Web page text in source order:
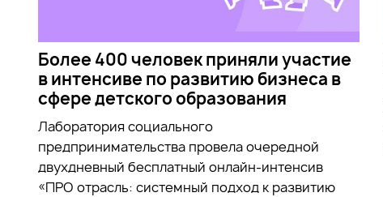
Более 400 человек приняли участие
в интенсиве по развитию бизнеса в
сфере детского образования
Лаборатория социального
предпринимательства провела очередной
двухдневный бесплатный онлайн-интенсив
«ПРО отрасль: системный подход к развитию